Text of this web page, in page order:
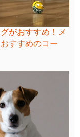
がおすすめ！メ
すすめのコー